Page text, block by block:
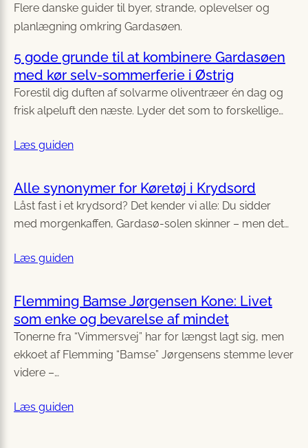
Flere danske guider til byer, strande, oplevelser og
planlægning omkring Gardasøen.
5 gode grunde til at kombinere Gardasøen
med kør selv-sommerferie i Østrig
Forestil dig duften af solvarme oliventræer én dag og
frisk alpeluft den næste. Lyder det som to forskellige…
Læs guiden
Alle synonymer for Køretøj i Krydsord
Låst fast i et krydsord? Det kender vi alle: Du sidder
med morgenkaffen, Gardasø-solen skinner – men det…
Læs guiden
Flemming Bamse Jørgensen Kone: Livet
som enke og bevarelse af mindet
Tonerne fra “Vimmersvej” har for længst lagt sig, men
ekkoet af Flemming “Bamse” Jørgensens stemme lever
videre –…
Læs guiden